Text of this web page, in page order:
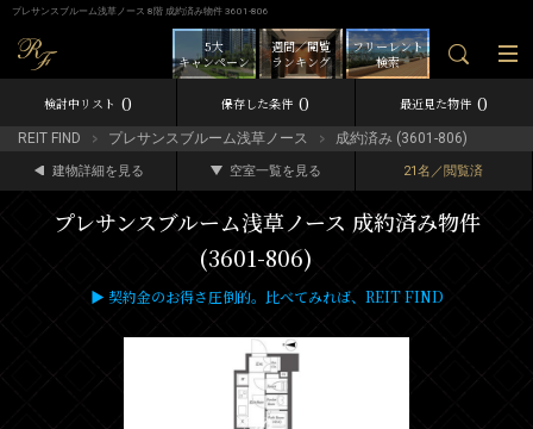
プレサンスブルーム浅草ノース 8階 成約済み物件 3601-806
フリーレント
検索
週間／閲覧
ランキング
5大
キャンペーン
検討中リスト 0 保存した条件 0 最近見た物件 0
REIT FIND プレサンスブルーム浅草ノース 成約済み (3601-806)
建物詳細を見る 空室一覧を見る 21名／閲覧済
プレサンスブルーム浅草ノース 成約済み物件
(3601-806)
▶ 契約金のお得さ圧倒的。比べてみれば、REIT FIND